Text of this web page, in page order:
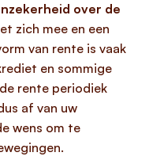
over de
zich mee en een
van rente is vaak
en sommige
rente periodiek
af van uw
wens om te